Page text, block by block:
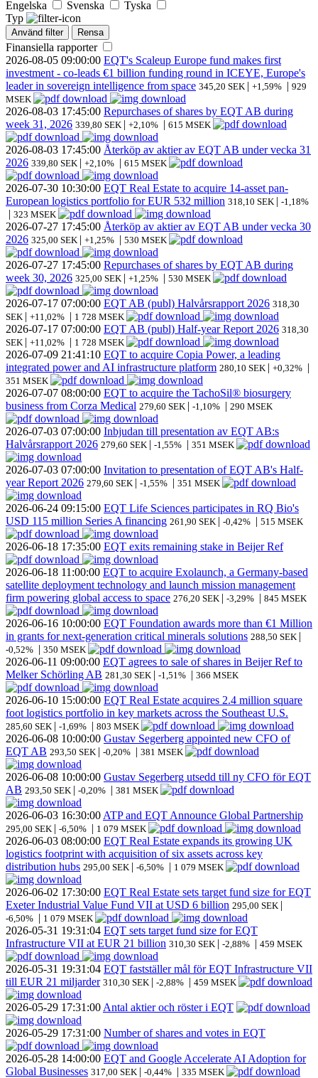
Engelska Svenska
Tyska
Typ
Använd filter Rensa
Finansiella rapporter
2026-08-05 09:00:00 EQT's Scaleup Europe fund makes first
investment - co-leads €1 billion funding round in ICEYE, Europe's
leader in sovereign intelligence from space 345,20 SEK | +1,59% | 929
MSEK
2026-08-03 17:45:00 Repurchases of shares by EQT AB during
week 31, 2026 339,80 SEK | +2,10% | 615 MSEK
2026-08-03 17:45:00 Återköp av aktier av EQT AB under vecka 31
2026 339,80 SEK | +2,10% | 615 MSEK
2026-07-30 10:30:00 EQT Real Estate to acquire 14-asset pan-
European logistics portfolio for EUR 532 million 318,10 SEK | -1,18%
| 323 MSEK
2026-07-27 17:45:00 Återköp av aktier av EQT AB under vecka 30
2026 325,00 SEK | +1,25% | 530 MSEK
2026-07-27 17:45:00 Repurchases of shares by EQT AB during
week 30, 2026 325,00 SEK | +1,25% | 530 MSEK
2026-07-17 07:00:00 EQT AB (publ) Halvårsrapport 2026 318,30
SEK | +11,02% | 1 728 MSEK
2026-07-17 07:00:00 EQT AB (publ) Half-year Report 2026 318,30
SEK | +11,02% | 1 728 MSEK
2026-07-09 21:41:10 EQT to acquire Copia Power, a leading
integrated power and AI infrastructure platform 280,10 SEK | +0,32% |
351 MSEK
2026-07-07 08:00:00 EQT to acquire the TachoSil® biosurgery
business from Corza Medical 279,60 SEK | -1,10% | 290 MSEK
2026-07-03 07:00:00 Inbjudan till presentation av EQT AB:s
Halvårsrapport 2026 279,60 SEK | -1,55% | 351 MSEK
2026-07-03 07:00:00 Invitation to presentation of EQT AB's Half-
year Report 2026 279,60 SEK | -1,55% | 351 MSEK
2026-06-24 09:15:00 EQT Life Sciences participates in RQ Bio's
USD 115 million Series A financing 261,90 SEK | -0,42% | 515 MSEK
2026-06-18 17:35:00 EQT exits remaining stake in Beijer Ref
2026-06-18 11:00:00 EQT to acquire Exolaunch, a Germany-based
satellite deployment technology and launch mission management
firm powering global access to space 276,20 SEK | -3,29% | 845 MSEK
2026-06-16 10:00:00 EQT Foundation awards more than €1 Million
in grants for next-generation critical minerals solutions 288,50 SEK |
-0,52% | 350 MSEK
2026-06-11 09:00:00 EQT agrees to sale of shares in Beijer Ref to
Melker Schörling AB 281,30 SEK | -1,51% | 366 MSEK
2026-06-10 15:00:00 EQT Real Estate acquires 2.4 million square
foot logistics portfolio in key markets across the Southeast U.S.
285,60 SEK | -1,69% | 803 MSEK
2026-06-08 10:00:00 Gustav Segerberg appointed new CFO of
EQT AB 293,50 SEK | -0,20% | 381 MSEK
2026-06-08 10:00:00 Gustav Segerberg utsedd till ny CFO för EQT
AB 293,50 SEK | -0,20% | 381 MSEK
2026-06-03 16:30:00 ATP and EQT Announce Global Partnership
295,00 SEK | -6,50% | 1 079 MSEK
2026-06-03 08:00:00 EQT Real Estate expands its growing UK
logistics footprint with acquisition of six assets across key
distribution hubs 295,00 SEK | -6,50% | 1 079 MSEK
2026-06-02 17:30:00 EQT Real Estate sets target fund size for EQT
Exeter Industrial Value Fund VII at USD 6 billion 295,00 SEK |
-6,50% | 1 079 MSEK
2026-05-31 19:31:04 EQT sets target fund size for EQT
Infrastructure VII at EUR 21 billion 310,30 SEK | -2,88% | 459 MSEK
2026-05-31 19:31:04 EQT fastställer mål för EQT Infrastructure VII
till EUR 21 miljarder 310,30 SEK | -2,88% | 459 MSEK
2026-05-29 17:31:00 Antal aktier och röster i EQT
2026-05-29 17:31:00 Number of shares and votes in EQT
2026-05-28 14:00:00 EQT and Google Accelerate AI Adoption for
Global Businesses 317,00 SEK | -0,44% | 335 MSEK